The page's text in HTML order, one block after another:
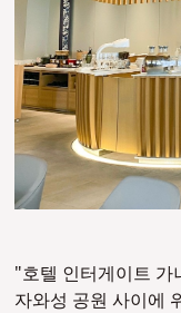
"호텔 인터게이트
자와성 공원 사이에